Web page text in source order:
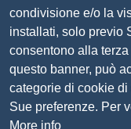
Seguici su
Sito web
Amministrazione
Mappa del sito
Privacy
condivisione e/o la
installati, solo previo
consentono alla
questo banner, può
categorie di cookie di
Sue preferenze. Per
More info